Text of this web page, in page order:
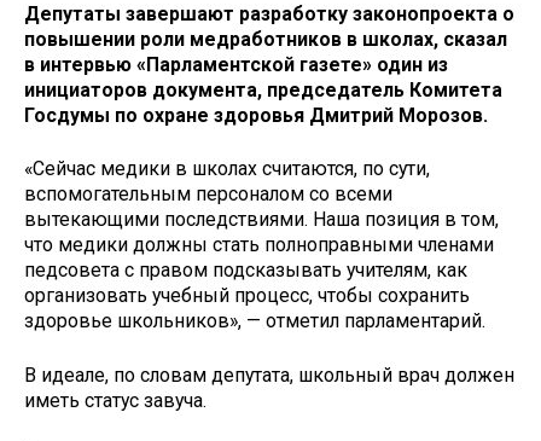
Депутаты завершают разработку законопроекта о
повышении роли медработников в школах, сказал
в интервью «Парламентской газете» один из
инициаторов документа, председатель Комитета
Госдумы по охране здоровья Дмитрий Морозов.
«Сейчас медики в школах считаются, по сути,
вспомогательным персоналом со всеми
вытекающими последствиями. Наша позиция в том,
что медики должны стать полноправными членами
педсовета с правом подсказывать учителям, как
организовать учебный процесс, чтобы сохранить
здоровье школьников», — отметил парламентарий.
В идеале, по словам депутата, школьный врач должен
иметь статус завуча.